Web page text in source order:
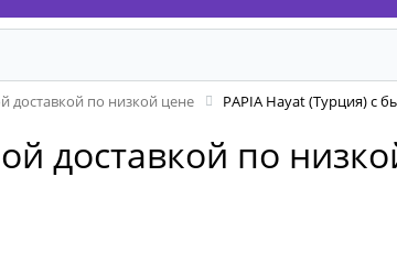
доставкой по низкой цене PAPIA Hayat (Турция) с
доставкой по